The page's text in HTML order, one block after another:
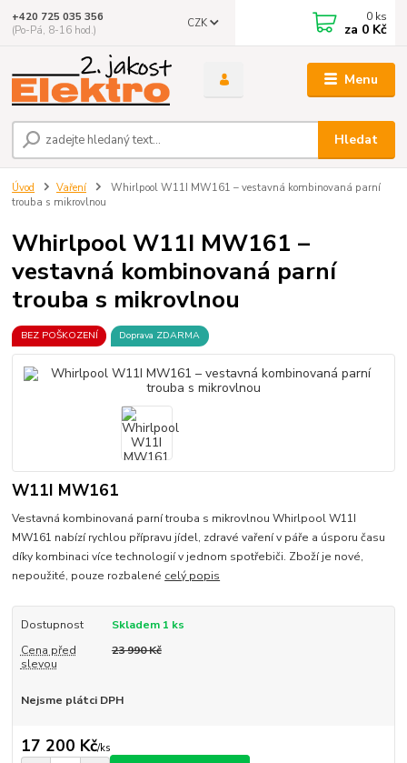
Menu
CZK
Hledat
+420 725 035 356
(Po-Pá, 8-16 hod.)
0 ks
za 0 Kč
Úvod Vaření
Whirlpool W11I MW161 – vestavná kombinovaná parní
trouba s mikrovlnou
Whirlpool W11I MW161 –
vestavná kombinovaná parní
trouba s mikrovlnou
BEZ POŠKOZENÍ Doprava ZDARMA
W11I MW161
Vestavná kombinovaná parní trouba s mikrovlnou Whirlpool W11I
MW161 nabízí rychlou přípravu jídel, zdravé vaření v páře a úsporu času
díky kombinaci více technologií v jednom spotřebiči. Zboží je nové,
nepoužité, pouze rozbalené celý popis
Dostupnost
Skladem 1 ks
Cena před
slevou
23 990 Kč
Nejsme plátci DPH
17 200 Kč/ks